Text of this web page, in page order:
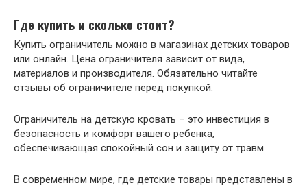
Где купить и сколько стоит?
Купить ограничитель можно в магазинах детских товаров
или онлайн. Цена ограничителя зависит от вида,
материалов и производителя. Обязательно читайте
отзывы об ограничителе перед покупкой.
Ограничитель на детскую кровать – это инвестиция в
безопасность и комфорт вашего ребенка,
обеспечивающая спокойный сон и защиту от травм.
В современном мире, где детские товары представлены в